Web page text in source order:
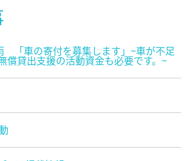
「車の寄付を募集します」~車が不足
償貸出支援の活動資金も必要です。~